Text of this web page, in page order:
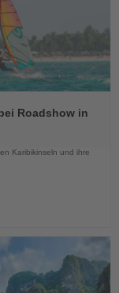
Roadshow in
Karibikinseln und ihre